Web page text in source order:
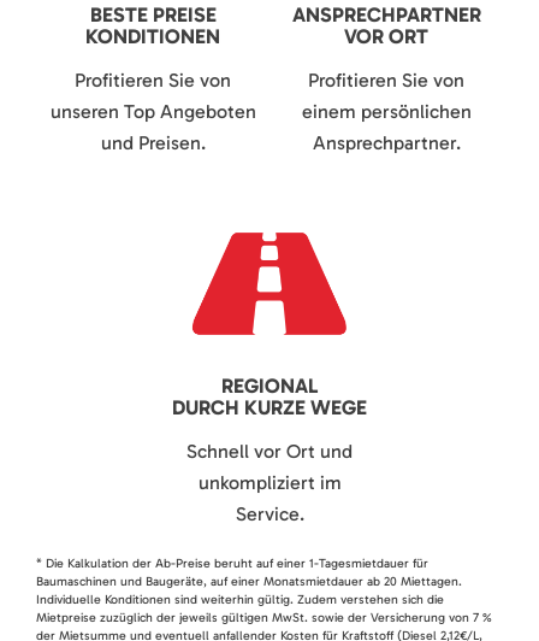
BESTE PREISE
KONDITIONEN
Profitieren Sie von
unseren Top Angeboten
und Preisen.
ANSPRECHPARTNER
VOR ORT
Profitieren Sie von
einem persönlichen
Ansprechpartner.
REGIONAL
DURCH KURZE WEGE
Schnell vor Ort und
unkompliziert im
Service.
* Die Kalkulation der Ab-Preise beruht auf einer 1-Tagesmietdauer für
Baumaschinen und Baugeräte, auf einer Monatsmietdauer ab 20 Miettagen.
Individuelle Konditionen sind weiterhin gültig. Zudem verstehen sich die
Mietpreise zuzüglich der jeweils gültigen MwSt. sowie der Versicherung von 7 %
der Mietsumme und eventuell anfallender Kosten für Kraftstoff (Diesel 2,12€/L,